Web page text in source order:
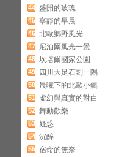
44 盛開的玻瑰
45 寧靜的早晨
46 北歐鄉野風光
47 尼泊爾風光一景
48 坎培爾國家公園
49 四川大足石刻一隅
50 晨曦下的北歐小鎮
51 虛幻與真實的對白
52 舞動歡樂
53 疑惑
54 沉醉
55 宿命的無奈